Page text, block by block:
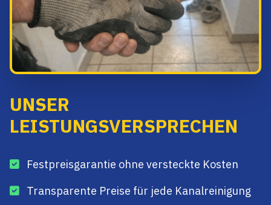
UNSER
LEISTUNGSVERSPRECHEN
Festpreisgarantie ohne versteckte Kosten
Transparente Preise für jede Kanalreinigung